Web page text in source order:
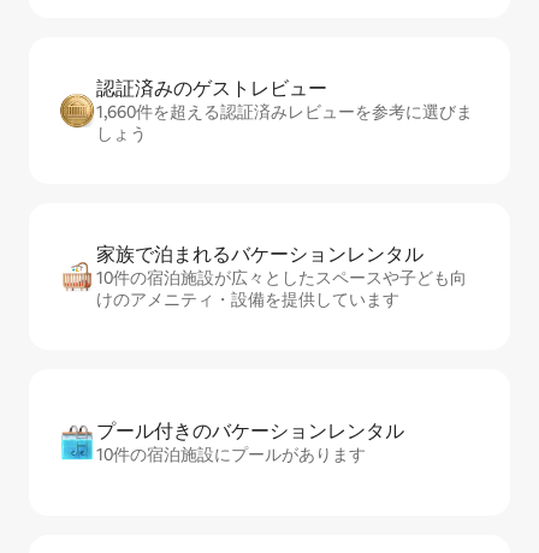
認証済みのゲ⁠ス⁠ト⁠レ⁠ビ⁠ュ⁠ー
1,660件を超える認証済みレビューを参考に選びま
しょう
家族で泊まれるバ⁠ケ⁠ー⁠シ⁠ョ⁠ンレ⁠ン⁠タ⁠ル
10件の宿泊施設が広々としたスペースや子ども向
けのアメニティ・設備を提供しています
プール付きのバ⁠ケ⁠ー⁠シ⁠ョ⁠ンレ⁠ン⁠タ⁠ル
10件の宿泊施設にプールがあります